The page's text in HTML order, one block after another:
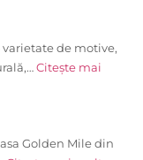
de motive,
Citește mai
Golden Mile din